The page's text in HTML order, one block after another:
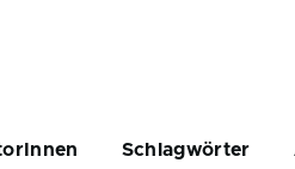
Schlagwörter